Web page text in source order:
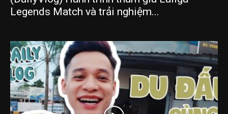
Legends Match và trải nghiệm...